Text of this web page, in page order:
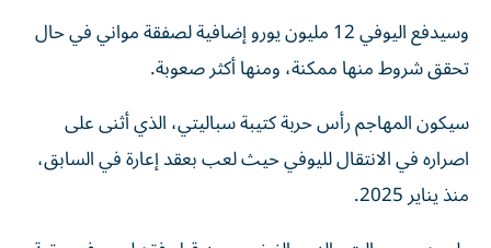
وسيدفع اليوفي 12 مليون يورو إضافية لصفقة مواني في حال
تحقق شروط منها ممكنة، ومنها أكثر صعوبة.
سيكون المهاجم رأس حربة كتيبة سباليتي، الذي أثنى على
اصراره في الانتقال لليوفي حيث لعب بعقد إعارة في السابق،
منذ يناير 2025.